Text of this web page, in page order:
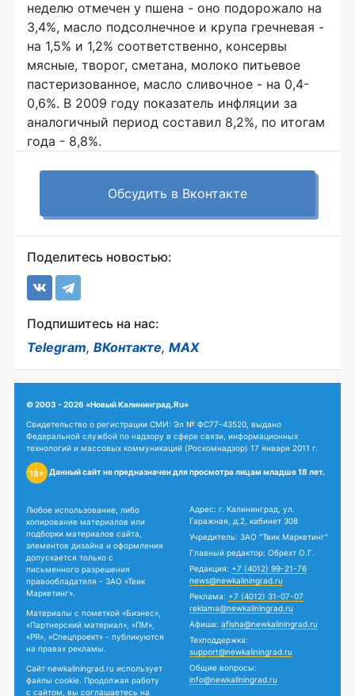
неделю отмечен у пшена - оно подорожало на
3,4%, масло подсолнечное и крупа гречневая -
на 1,5% и 1,2% соответственно, консервы
мясные, творог, сметана, молоко питьевое
пастеризованное, масло сливочное - на 0,4-
0,6%. В 2009 году показатель инфляции за
аналогичный период составил 8,2%, по итогам
года - 8,8%.
Обсудить в Вконтакте
Поделитесь новостью:
Подпишитесь на нас:
Telegram, ВКонтакте, MAX
© 2003 - 2026 «Новый Калининград.Ru»
Свидетельство о регистрации СМИ: Эл № ФС77-43520, выдано
Федеральной службой по надзору в сфере связи, информационных
технологий и массовых коммуникаций (Роскомнадзор) 17 января 2011 г.
18+ Данный сайт не предназначен для просмотра лицам младше 18 лет.
Любое использование, либо
копирование материалов или
подборки материалов сайта,
элементов дизайна и оформления
допускается только с
письменного разрешения
правообладателя - ЗАО «Твик
Маркетинг».
Материалы с пометкой «Бизнес»,
«Партнерский материал», «ПМ»,
«PR», «Спецпроект» - публикуются
на правах рекламы.
Сайт newkaliningrad.ru использует
файлы cookie. Продолжая работу
с сайтом, вы соглашаетесь на
Адрес: г. Калининград, ул.
Гаражная, д.2, кабинет 308
Учредитель: ЗАО "Твик Маркетинг"
Главный редактор: Обрехт О.Г.
Редакция: +7 (4012) 99-21-76
news@newkaliningrad.ru
Реклама: +7 (4012) 31-07-07
reklama@newkaliningrad.ru
Афиша: afisha@newkaliningrad.ru
Техподдержка:
support@newkaliningrad.ru
Общие вопросы:
info@newkaliningrad.ru